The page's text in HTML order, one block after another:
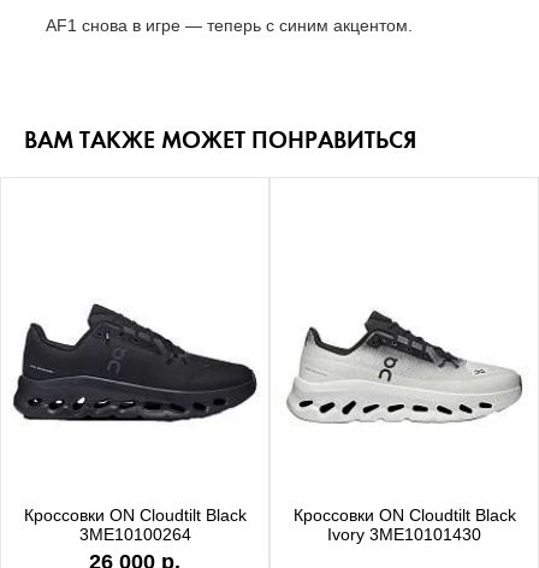
AF1 снова в игре — теперь с синим акцентом.
ВАМ ТАКЖЕ МОЖЕТ ПОНРАВИТЬСЯ
Кроссовки ON Cloudtilt Black
3ME10100264
26 000 р.
Кроссовки ON Cloudtilt Black
Ivory 3ME10101430